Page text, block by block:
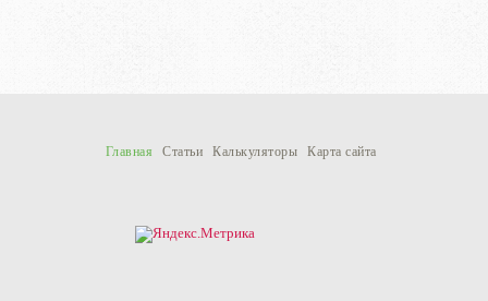
Главная Статьи Калькуляторы Карта сайта